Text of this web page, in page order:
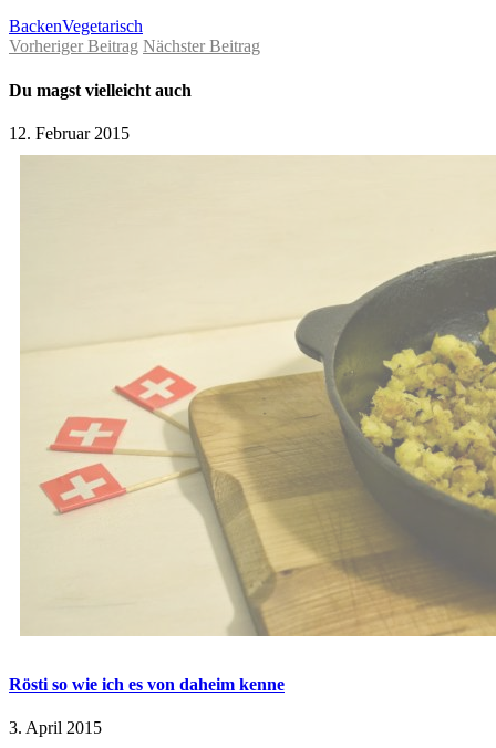
BackenVegetarisch
Vorheriger Beitrag Nächster Beitrag
Du magst vielleicht auch
12. Februar 2015
Rösti so wie ich es von daheim kenne
3. April 2015